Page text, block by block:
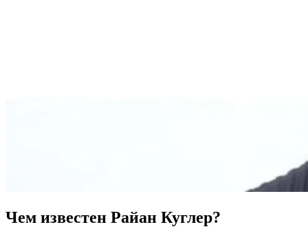
Чем известен Райан Куглер?